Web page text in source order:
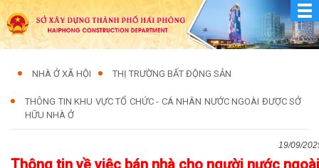
NHÀ Ở XÃ HỘI THỊ TRƯỜNG BẤT ĐỘNG SẢN
THÔNG TIN KHU VỰC TỔ CHỨC - CÁ NHÂN NƯỚC NGOÀI ĐƯỢC SỞ
HỮU NHÀ Ở
19/09/